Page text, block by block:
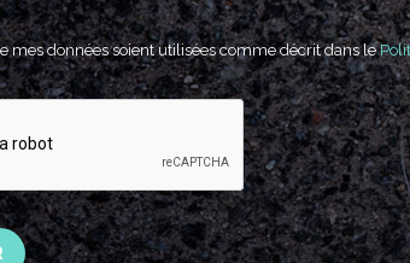
mes données soient utilisées comme décrit dans le